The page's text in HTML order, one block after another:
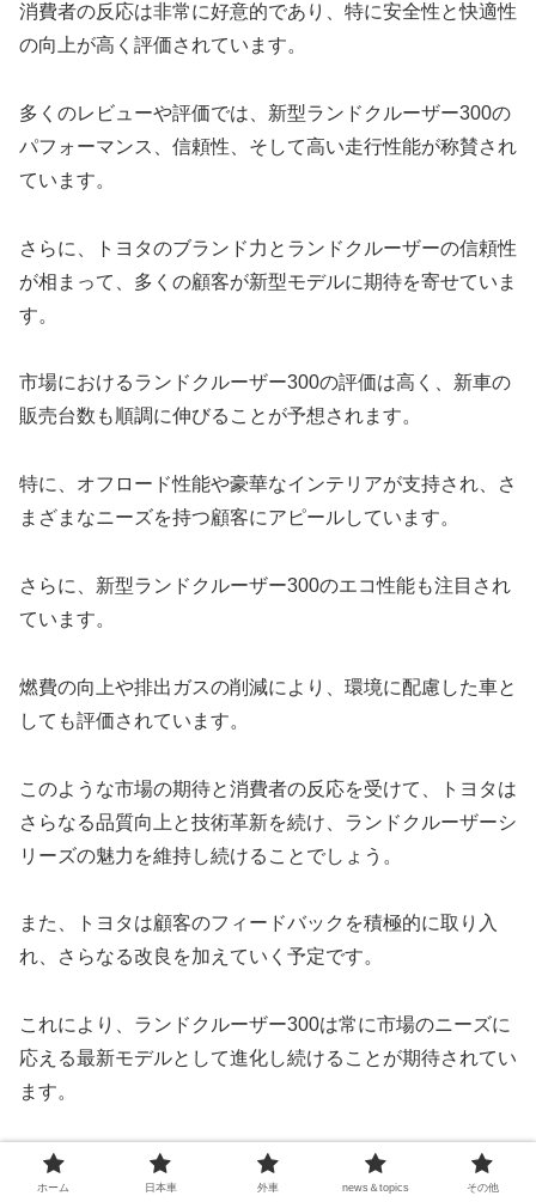
消費者の反応は非常に好意的であり、特に安全性と快適性
の向上が高く評価されています。
多くのレビューや評価では、新型ランドクルーザー300の
パフォーマンス、信頼性、そして高い走行性能が称賛され
ています。
さらに、トヨタのブランド力とランドクルーザーの信頼性
が相まって、多くの顧客が新型モデルに期待を寄せていま
す。
市場におけるランドクルーザー300の評価は高く、新車の
販売台数も順調に伸びることが予想されます。
特に、オフロード性能や豪華なインテリアが支持され、さ
まざまなニーズを持つ顧客にアピールしています。
さらに、新型ランドクルーザー300のエコ性能も注目され
ています。
燃費の向上や排出ガスの削減により、環境に配慮した車と
しても評価されています。
このような市場の期待と消費者の反応を受けて、トヨタは
さらなる品質向上と技術革新を続け、ランドクルーザーシ
リーズの魅力を維持し続けることでしょう。
また、トヨタは顧客のフィードバックを積極的に取り入
れ、さらなる改良を加えていく予定です。
これにより、ランドクルーザー300は常に市場のニーズに
応える最新モデルとして進化し続けることが期待されてい
ます。
総じて、新型ランドクルーザー300は、その卓越した性能
と信頼性により、SUV市場でのリーダーシップを確立し
ホーム 日本車 外車 news＆topics その他